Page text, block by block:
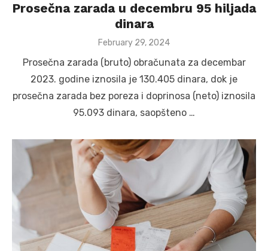
Prosečna zarada u decembru 95 hiljada
dinara
Posted
February 29, 2024
Prosečna zarada (bruto) obračunata za decembar
2023. godine iznosila je 130.405 dinara, dok je
prosečna zarada bez poreza i doprinosa (neto) iznosila
95.093 dinara, saopšteno …